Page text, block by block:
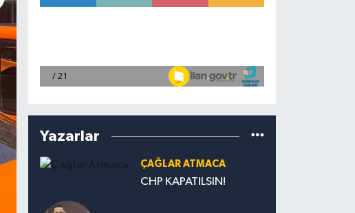
Yazarlar
ÇAĞLAR ATMACA
CHP KAPATILSIN!